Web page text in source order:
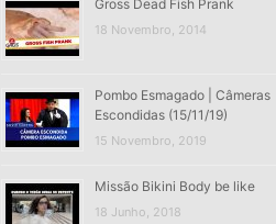
Gross Dead Fish Prank
18 Novembro, 2014
Pombo Esmagado | Câmeras
Escondidas (15/11/19)
15 Novembro, 2019
Missão Bikini Body be like
18 Junho, 2018